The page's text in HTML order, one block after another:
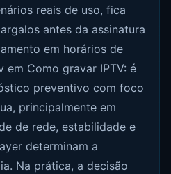
reais de uso, fica
antes da assinatura
em horários de
Como gravar IPTV: é
preventivo com foco
principalmente em
de rede, estabilidade e
determinam a
Na prática, a decisão